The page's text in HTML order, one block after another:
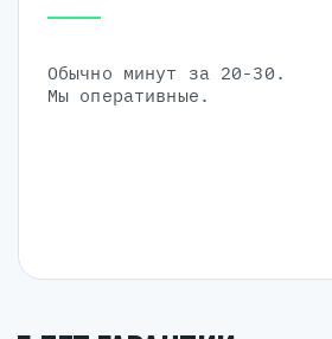
Обычно минут за 20-30.
Мы оперативные.